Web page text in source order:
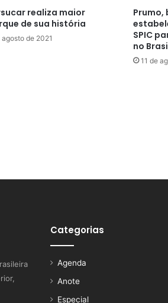
realiza maior
de sua história
agosto de 2021
Prumo,
SPIC
no
11 de
Categorias
Agenda
Anote
Especial